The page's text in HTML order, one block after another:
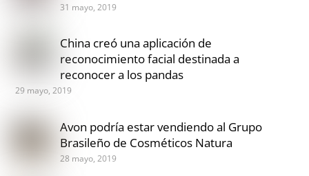
31 mayo, 2019
China creó una aplicación de
reconocimiento facial destinada a
reconocer a los pandas
29 mayo, 2019
Avon podría estar vendiendo al Grupo
Brasileño de Cosméticos Natura
28 mayo, 2019